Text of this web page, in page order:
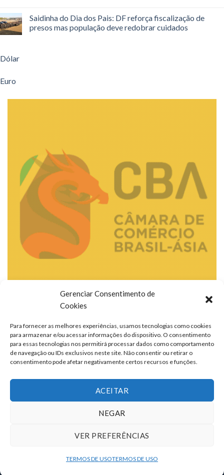
Gerenciar Consentimento de
Cookies
Para fornecer as melhores experiências, usamos tecnologias como cookies
para armazenar e/ou acessar informações do dispositivo. O consentimento
para essas tecnologias nos permitirá processar dados como comportamento
de navegação ou IDs exclusivos neste site. Não consentir ou retirar o
consentimento pode afetar negativamente certos recursos e funções.
ACEITAR
NEGAR
VER PREFERÊNCIAS
TERMOS DE USOTERMOS DE USO
Saidinha do Dia dos Pais: DF reforça fiscalização de
presos mas população deve redobrar cuidados
Dólar
Euro
Copyright 2026 ©portalcontexto.com.br